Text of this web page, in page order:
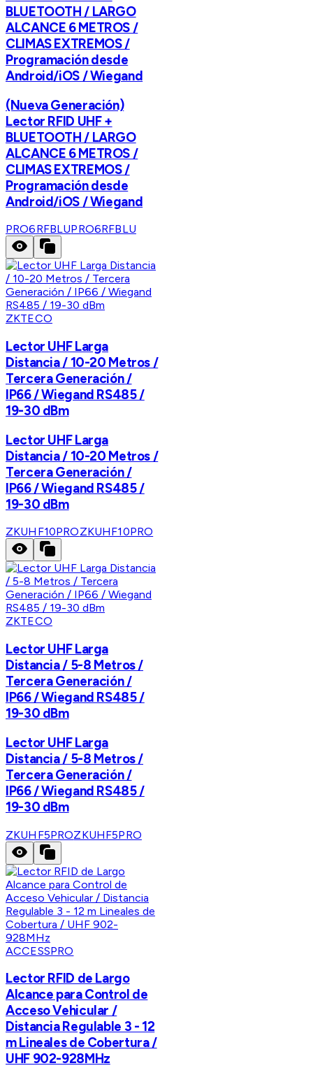
BLUETOOTH / LARGO
ALCANCE 6 METROS /
CLIMAS EXTREMOS /
Programación desde
Android/iOS / Wiegand
(Nueva Generación)
Lector RFID UHF +
BLUETOOTH / LARGO
ALCANCE 6 METROS /
CLIMAS EXTREMOS /
Programación desde
Android/iOS / Wiegand
PRO6RFBLUPRO6RFBLU
ZKTECO
Lector UHF Larga
Distancia / 10-20 Metros /
Tercera Generación /
IP66 / Wiegand RS485 /
19-30 dBm
Lector UHF Larga
Distancia / 10-20 Metros /
Tercera Generación /
IP66 / Wiegand RS485 /
19-30 dBm
ZKUHF10PROZKUHF10PRO
ZKTECO
Lector UHF Larga
Distancia / 5-8 Metros /
Tercera Generación /
IP66 / Wiegand RS485 /
19-30 dBm
Lector UHF Larga
Distancia / 5-8 Metros /
Tercera Generación /
IP66 / Wiegand RS485 /
19-30 dBm
ZKUHF5PROZKUHF5PRO
ACCESSPRO
Lector RFID de Largo
Alcance para Control de
Acceso Vehicular /
Distancia Regulable 3 - 12
m Lineales de Cobertura /
UHF 902-928MHz